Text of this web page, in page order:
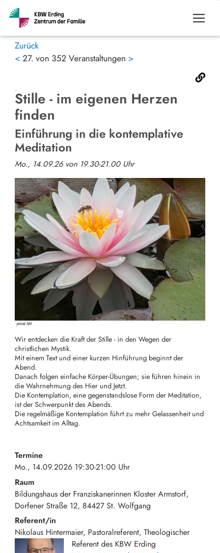
Zurück
< 27. von 352 Veranstaltungen >
Stille - im eigenen Herzen
finden
Einführung in die kontemplative
Meditation
Mo., 14.09.26 von 19.30-21.00 Uhr
Wir entdecken die Kraft der Stille - in den Wegen der
christlichen Mystik.
Mit einem Text und einer kurzen Hinführung beginnt der
Abend.
Danach folgen einfache Körper-Übungen; sie führen hinein in
die Wahrnehmung des Hier und Jetzt.
Die Kontemplation, eine gegenstandslose Form der Meditation,
ist der Schwerpunkt des Abends.
Die regelmäßige Kontemplation führt zu mehr Gelassenheit und
Achtsamkeit im Alltag.
Termine
Mo., 14.09.2026 19:30-21:00 Uhr
Raum
Bildungshaus der Franziskanerinnen Kloster Armstorf
Dorfener Straße 12 84427 St. Wolfgang
Referent/in
Nikolaus Hintermaier, Pastoralreferent, Theologischer
Referent des KBW Erding